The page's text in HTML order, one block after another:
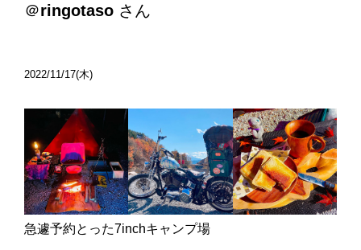
＠ringotaso さん
2022/11/17(木)
急遽予約とった7inchキャンプ場